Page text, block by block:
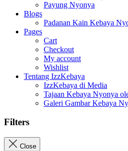
Payung Nyonya
Blogs
Padanan Kain Kebaya
Pages
Cart
Checkout
My account
Wishlist
Tentang IzzKebaya
IzzKebaya di Media
Tajaan Kebaya Nyonya
Galeri Gambar Kebaya
Filters
Close